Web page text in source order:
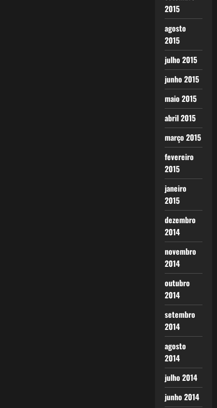
2015
agosto
2015
julho 2015
junho 2015
maio 2015
abril 2015
março 2015
fevereiro
2015
janeiro
2015
dezembro
2014
novembro
2014
outubro
2014
setembro
2014
agosto
2014
julho 2014
junho 2014